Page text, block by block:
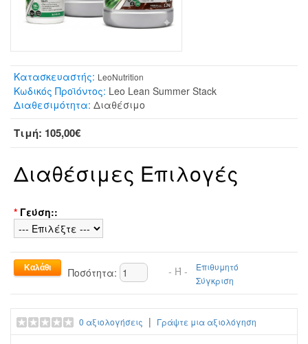
Κατασκευαστής: LeoNutrition
Κωδικός Προϊόντος: Leo Lean Summer Stack
Διαθεσιμότητα: Διαθέσιμο
Τιμή: 105,00€
Διαθέσιμες Επιλογές
* Γεύση::
Ποσότητα: - Ή -
Επιθυμητό
Σύγκριση
0 αξιολογήσεις | Γράψτε μια αξιολόγηση